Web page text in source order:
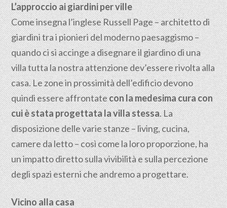
L’approccio ai giardini per ville
Come insegna l’inglese Russell Page – architetto di
giardini tra i pionieri del moderno paesaggismo –
quando ci si accinge a disegnare il giardino di una
villa tutta la nostra attenzione dev’essere rivolta alla
casa. Le zone in prossimità dell’edificio devono
quindi essere affrontatecon la medesima cura con
cui è stata progettata la villa stessa. La
disposizione delle varie stanze – living, cucina,
camere da letto – così come la loro proporzione, ha
un impatto diretto sulla vivibilità e sulla percezione
degli spazi esterni che andremo a progettare.
Vicino alla casa